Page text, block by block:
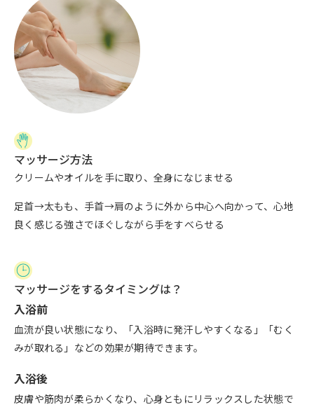
マッサージ方法
クリームやオイルを手に取り、全身になじませる
足首→太もも、手首→肩のように外から中心へ向かって、心地
良く感じる強さでほぐしながら手をすべらせる
マッサージをするタイミングは？
入浴前
血流が良い状態になり、「入浴時に発汗しやすくなる」「むく
みが取れる」などの効果が期待できます。
入浴後
皮膚や筋肉が柔らかくなり、心身ともにリラックスした状態で